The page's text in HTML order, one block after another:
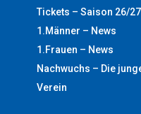
Tickets – Saison 26/27
1.Männer – News
1.Frauen – News
Nachwuchs – Die
Verein